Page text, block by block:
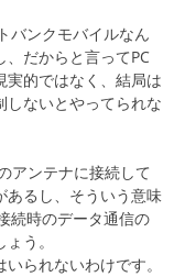
バンクモバイルなん
だからと言ってPC
実的ではなく、結局は
しないとやってられな
アンテナに接続して
あるし、そういう意味
続時のデータ通信の
う。
られないわけです。